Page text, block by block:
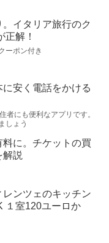
イタリア旅行のク
正解！
ーポン付き
安く電話をかける
者にも便利なアプリです。
しょう
料に。チケットの買
解説
ンツェのキッチン
１室120ユーロか